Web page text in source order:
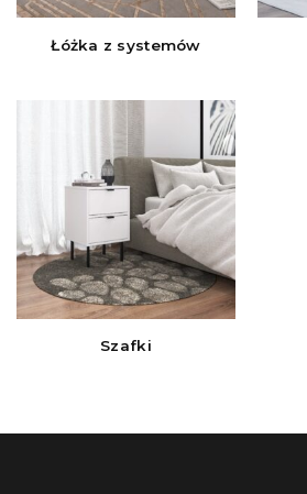
Łóżka z systemów
Szafki